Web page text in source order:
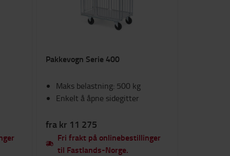
Pakkevogn Serie 400
Maks belastning: 500 kg
Enkelt å åpne sidegitter
fra kr 11 275
Fri frakt på onlinebestillinger
til Fastlands-Norge.